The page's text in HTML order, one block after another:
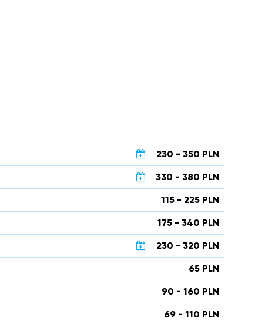
230 - 350 PLN
330 - 380 PLN
115 - 225 PLN
175 - 340 PLN
230 - 320 PLN
65 PLN
90 - 160 PLN
69 - 110 PLN